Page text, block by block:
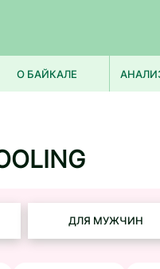
О БАЙКАЛЕ
ДЛЯ МУЖЧИН